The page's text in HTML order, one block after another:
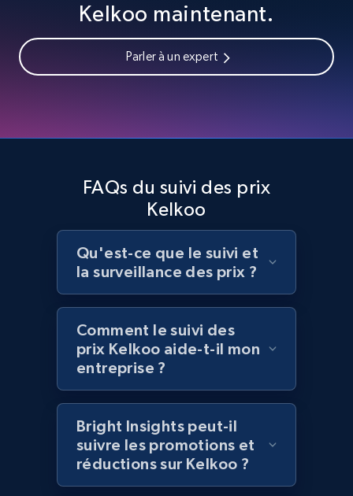
URL, Domain, Country code, Model number,
Sku, Product id, Product name, Manufacturer,
and more.
specified URL
URL, Domain, Country code, Model number,
and more.
Commencer
Home Depot US - Discover products by
specified UPC
URL, Domain, Country code, Model number,
Sku, Product id, Product name, Manufacturer,
Kelkoo maintenant.
Parler à un expert
FAQs du suivi des prix
Kelkoo
Qu'est-ce que le suivi et
la surveillance des prix ?
Comment le suivi des
prix Kelkoo aide-t-il mon
entreprise ?
Bright Insights peut-il
suivre les promotions et
réductions sur Kelkoo ?